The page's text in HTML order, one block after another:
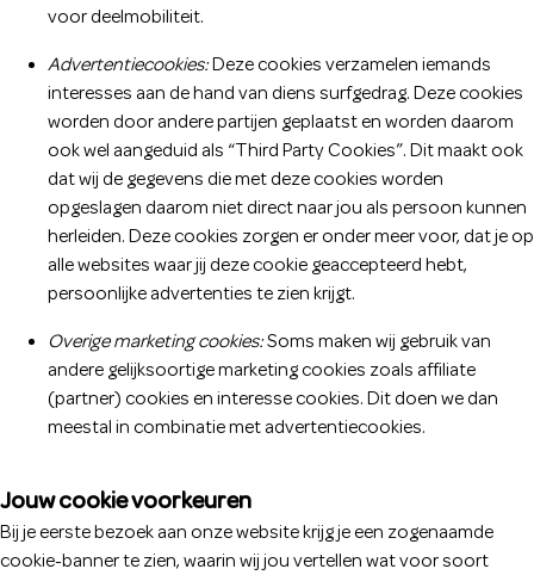
voor deelmobiliteit.
Advertentiecookies:Deze cookies verzamelen iemands
interesses aan de hand van diens surfgedrag. Deze cookies
worden door andere partijen geplaatst en worden daarom
ook wel aangeduid als “Third Party Cookies”. Dit maakt ook
dat wij de gegevens die met deze cookies worden
opgeslagen daarom niet direct naar jou als persoon kunnen
herleiden. Deze cookies zorgen er onder meer voor, dat je op
alle websites waar jij deze cookie geaccepteerd hebt,
persoonlijke advertenties te zien krijgt.
Overige marketing cookies:Soms maken wij gebruik van
andere gelijksoortige marketing cookies zoals affiliate
(partner) cookies en interesse cookies. Dit doen we dan
meestal in combinatie met advertentiecookies.
Jouw cookie voorkeuren
Bij je eerste bezoek aan onze website krijg je een zogenaamde
cookie-banner te zien, waarin wij jou vertellen wat voor soort